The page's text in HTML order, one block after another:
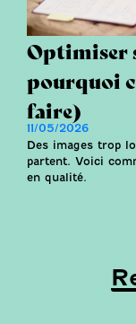
Optimiser
pourquoi
faire)
11/05/2026
Des images trop
partent. Voici
en qualité.